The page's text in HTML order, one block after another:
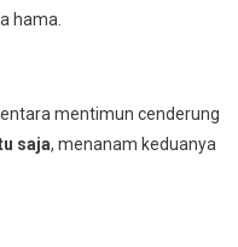
hama.
mentimun cenderung
saja, menanam keduanya